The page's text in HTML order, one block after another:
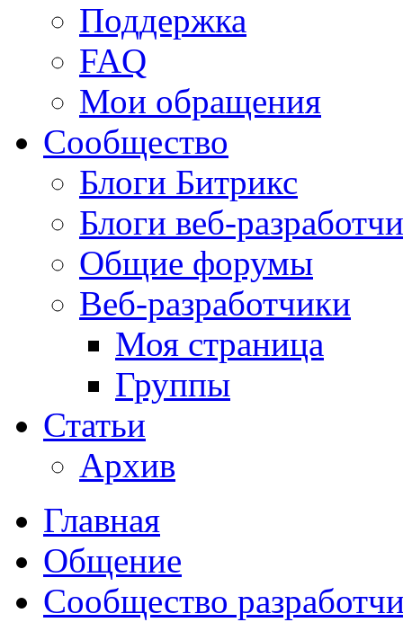
Поддержка
FAQ
Мои обращения
Сообщество
Блоги Битрикс
Блоги веб-
Общие форумы
Веб-разработчики
Моя страница
Группы
Статьи
Архив
Главная
Общение
Сообщество